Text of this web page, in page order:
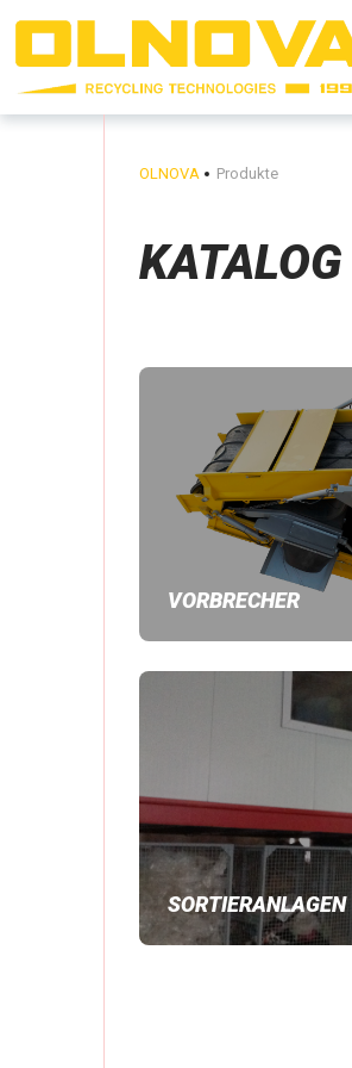
OLNOVA Produkte
KATALOG
VORBRECHER
SORTIERANLAGEN